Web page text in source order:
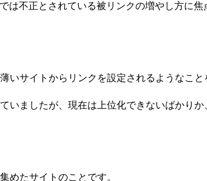
不正とされている被リンクの増やし方に焦
サイトからリンクを設定されるようなこと
ましたが、現在は上位化できないばかり
めたサイトのことです。